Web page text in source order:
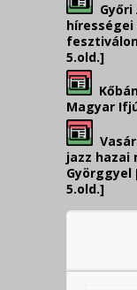
5.old.]
Magyar
jazz hazai
Györggyel
5.old.]